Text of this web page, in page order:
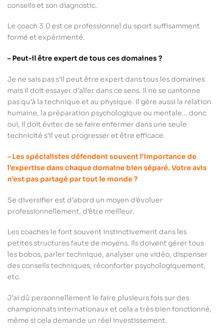
conseils et son diagnostic.
Le coach 3.0 est ce professionnel du sport suffisamment
formé et expérimenté.
– Peut-il être expert de tous ces domaines ?
Je ne sais pas s’il peut être expert dans tous les domaines
mais il doit essayer d’aller dans ce sens. Il ne se cantonne
pas qu’à la technique et au physique. Il gère aussi la relation
humaine, la préparation psychologique ou mentale… donc
oui, il doit éviter de se faire enfermer dans une seule
technicité s’il veut progresser et être efficace.
– Les spécialistes défendent souvent l’importance de
l’expertise dans chaque domaine bien séparé. Votre avis
n’est pas partagé par tout le monde ?
Se diversifier est d’abord un moyen d’évoluer
professionnellement, d’être meilleur.
Les coaches le font souvent instinctivement dans les
petites structures faute de moyens. Ils doivent gérer tous
les bobos, parler technique, analyser une vidéo, dispenser
des conseils techniques, réconforter psychologiquement,
etc.
J’ai dû personnellement le faire plusieurs fois sur des
championnats internationaux et cela a très bien fonctionné,
même si cela demande un réel investissement.